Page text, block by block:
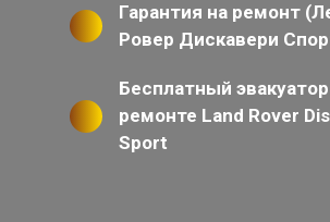
Гарантия на ремонт
Ровер Дискавери
Бесплатный
ремонте Land Rover
Sport